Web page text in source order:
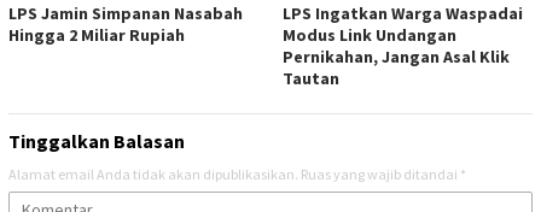
LPS Jamin Simpanan Nasabah
Hingga 2 Miliar Rupiah
LPS Ingatkan Warga Waspadai
Modus Link Undangan
Pernikahan, Jangan Asal Klik
Tautan
Tinggalkan Balasan
Alamat email Anda tidak akan dipublikasikan. Ruas yang wajib ditandai *